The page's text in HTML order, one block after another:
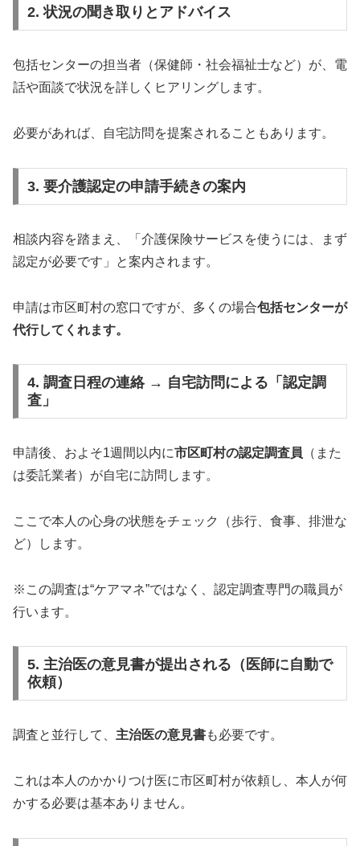
2. 状況の聞き取りとアドバイス
包括センターの担当者（保健師・社会福祉士など）が、電
話や面談で状況を詳しくヒアリングします。
必要があれば、自宅訪問を提案されることもあります。
3. 要介護認定の申請手続きの案内
相談内容を踏まえ、「介護保険サービスを使うには、まず
認定が必要です」と案内されます。
申請は市区町村の窓口ですが、多くの場合包括センターが
代行してくれます。
4. 調査日程の連絡 → 自宅訪問による「認定調
査」
申請後、およそ1週間以内に市区町村の認定調査員 （また
は委託業者）が自宅に訪問します。
ここで本人の心身の状態をチェック（歩行、食事、排泄な
ど）します。
※この調査は“ケアマネ”ではなく、認定調査専門の職員が
行います。
5. 主治医の意見書が提出される（医師に自動で
依頼）
調査と並行して、 主治医の意見書も必要です。
これは本人のかかりつけ医に市区町村が依頼し、本人が何
かする必要は基本ありません。